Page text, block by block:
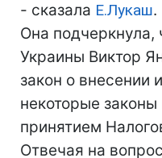
- сказала Е.Лукаш.
Она подчеркнула,
Украины Виктор
закон о внесении
некоторые законы
принятием
Отвечая на